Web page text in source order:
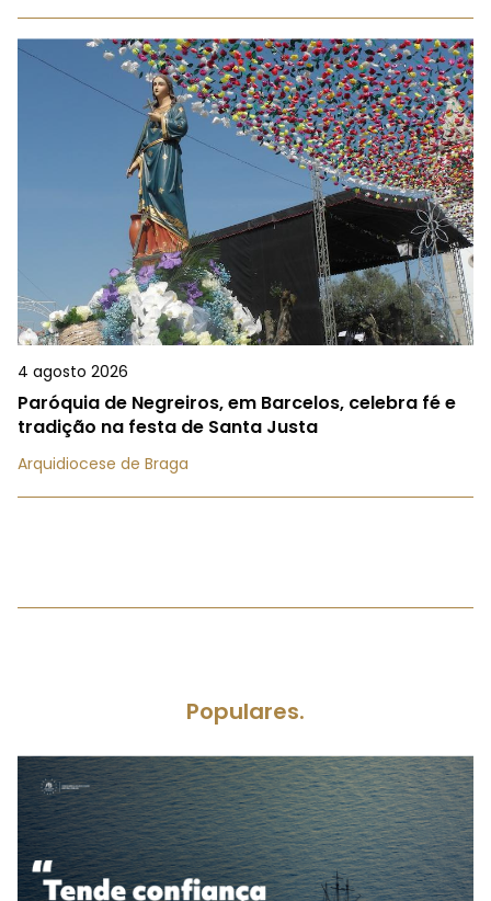
4 agosto 2026
Paróquia de Negreiros, em Barcelos, celebra fé e
tradição na festa de Santa Justa
Arquidiocese de Braga
Populares.